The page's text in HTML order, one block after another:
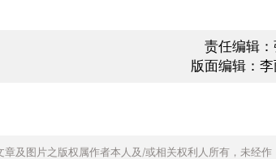
责任编辑
版面编辑：
章及图片之版权属作者本人及/或相关权利人所有，未经作